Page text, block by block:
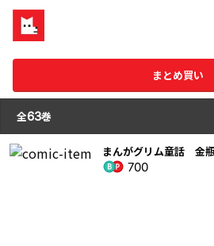
まとめ買い
全63巻
まんがグリム童話 金
700